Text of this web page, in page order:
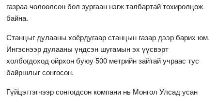
газраа чөлөөлсөн бол зургаан нэгж талбартай тохиролцож
байна.
Станцыг дулааны хоёрдугаар станцын газар дээр барих юм.
Ингэснээр дулааны үндсэн шугамын эх үүсвэрт
холбогдоход ойрхон буюу 500 метрийн зайтай учраас тус
байршлыг сонгосон.
Гүйцэтгэгчээр сонгогдсон компани нь Монгол Улсад усан